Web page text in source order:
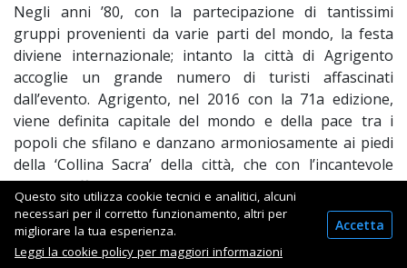
Negli anni ’80, con la partecipazione di tantissimi
gruppi provenienti da varie parti del mondo, la festa
diviene internazionale; intanto la città di Agrigento
accoglie un grande numero di turisti affascinati
dall’evento. Agrigento, nel 2016 con la 71a edizione,
viene definita capitale del mondo e della pace tra i
popoli che sfilano e danzano armoniosamente ai piedi
della ‘Collina Sacra’ della città, che con l’incantevole
valle si offrono all’attenzione del mondo. Il Festival è
storia, arte, folklore, natura, cultura, ospitalità e
gastronomia. La Sagra diviene, così, l’expo del folklore
con il suo tripudio di colori, con le musiche
Questo sito utilizza cookie tecnici e analitici, alcuni
necessari per il corretto funzionamento, altri per
migliorare la tua esperienza.
Leggi la cookie policy per maggiori informazioni
Accetta